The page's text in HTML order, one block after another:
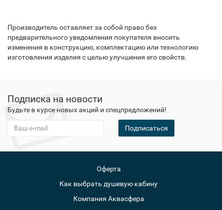
Производитель оставляет за собой право без
предварительного уведомления покупателя вносить
изменения в конструкцию, комплектацию или технологию
изготовления изделия с целью улучшения его свойств.
Подписка на новости
Будьте в курсе новых акций и спецпредложений!
Подписаться
Оферта
Как выбрать душевую кабину
Компания Аквасфера